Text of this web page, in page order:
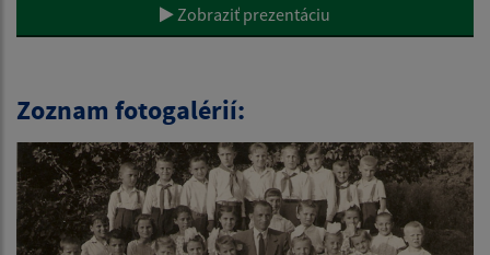
Zobraziť prezentáciu
Zoznam fotogalérií: